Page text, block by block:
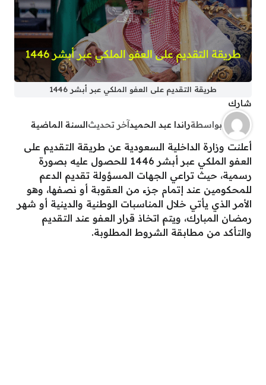
طريقة التقديم على العفو الملكي عبر أبشر 1446
شارك
بواسطةراندا عبد الحميدآخر تحديثالسنة الماضية
أعلنت وزارة الداخلية السعودية عن طريقة التقديم على
العفو الملكي عبر أبشر 1446 للحصول عليه بصورة
رسمية، حيث تراعي الجهات المسؤولة تقديم الدعم
للمحكومين عند إتمام جزء من العقوبة أو نصفها، وهو
الأمر الذي يأتي خلال المناسبات الوطنية والدينية أو شهر
رمضان المبارك، ويتم اتخاذ قرار العفو عند التقديم
والتأكد من مطابقة الشروط المطلوبة.